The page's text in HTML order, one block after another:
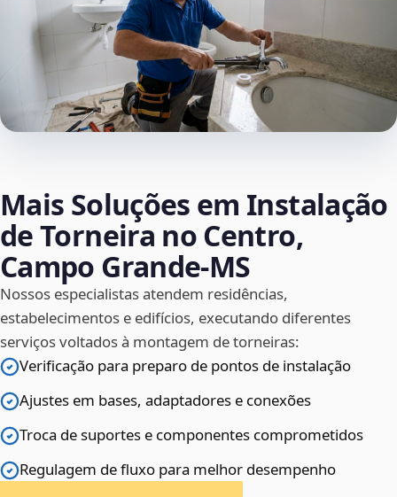
Mais Soluções em Instalação
de Torneira no Centro,
Campo Grande‑MS
Nossos especialistas atendem residências,
estabelecimentos e edifícios, executando diferentes
serviços voltados à montagem de torneiras:
Verificação para preparo de pontos de instalação
Ajustes em bases, adaptadores e conexões
Troca de suportes e componentes comprometidos
Regulagem de fluxo para melhor desempenho